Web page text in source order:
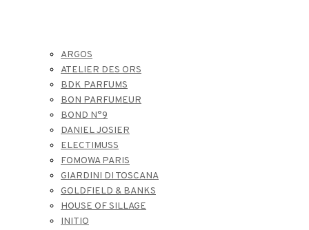
ARGOS
ATELIER DES ORS
BDK PARFUMS
BON PARFUMEUR
BOND N°9
DANIEL JOSIER
ELECTIMUSS
FOMOWA PARIS
GIARDINI DI TOSCANA
GOLDFIELD & BANKS
HOUSE OF SILLAGE
INITIO